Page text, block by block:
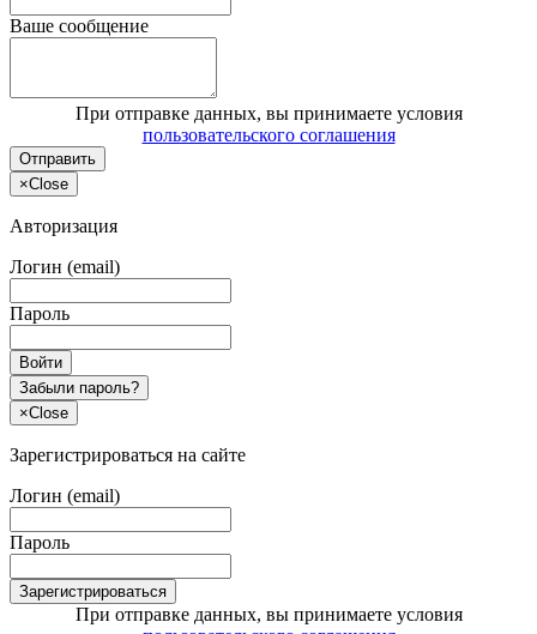
Ваше сообщение
При отправке данных, вы принимаете условия
пользовательского соглашения
Отправить
×Close
Авторизация
Логин (email)
Пароль
Войти
Забыли пароль?
×Close
Зарегистрироваться на сайте
Логин (email)
Пароль
Зарегистрироваться
При отправке данных, вы принимаете условия